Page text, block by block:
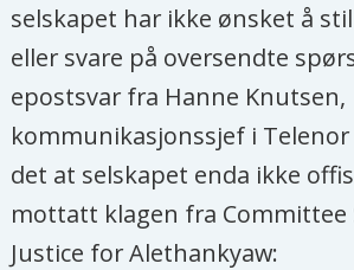
selskapet har ikke ønsket å
eller svare på oversendte
epostsvar fra Hanne Knutsen,
kommunikasjonssjef i
det at selskapet enda ikke
mottatt klagen fra Committee
Justice for Alethankyaw: